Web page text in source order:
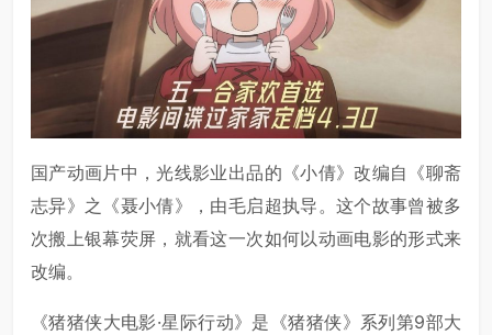
国产动画片中，光线影业出品的《小倩》改编自《聊斋
志异》之《聂小倩》，由毛启超执导。这个故事曾被多
次搬上银幕荧屏，就看这一次如何以动画电影的形式来
改编。
《猪猪侠大电影·星际行动》是《猪猪侠》系列第9部大